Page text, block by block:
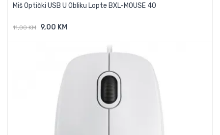
Miš Optički USB U Obliku Lopte BXL-MOUSE 40
11,00 KM 9,00 KM
Dodaj U Košaricu